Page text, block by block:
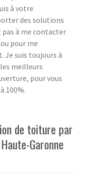
à votre
des solutions
à me contacter
pour me
Je suis toujours à
meilleurs
pour vous
100%.
de toiture par
Garonne